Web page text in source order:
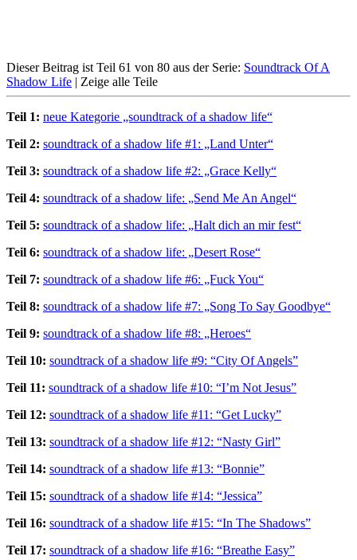
Dieser Beitrag ist Teil 61 von 80 aus der Serie: Soundtrack Of A
Shadow Life | Zeige alle Teile
Teil 1: neue Kategorie „soundtrack of a shadow life“
Teil 2: soundtrack of a shadow life #1: „Land Unter“
Teil 3: soundtrack of a shadow life #2: „Grace Kelly“
Teil 4: soundtrack of a shadow life: „Send Me An Angel“
Teil 5: soundtrack of a shadow life: „Halt dich an mir fest“
Teil 6: soundtrack of a shadow life: „Desert Rose“
Teil 7: soundtrack of a shadow life #6: „Fuck You“
Teil 8: soundtrack of a shadow life #7: „Song To Say Goodbye“
Teil 9: soundtrack of a shadow life #8: „Heroes“
Teil 10: soundtrack of a shadow life #9: “City Of Angels”
Teil 11: soundtrack of a shadow life #10: “I’m Not Jesus”
Teil 12: soundtrack of a shadow life #11: “Get Lucky”
Teil 13: soundtrack of a shadow life #12: “Nasty Girl”
Teil 14: soundtrack of a shadow life #13: “Bonnie”
Teil 15: soundtrack of a shadow life #14: “Jessica”
Teil 16: soundtrack of a shadow life #15: “In The Shadows”
Teil 17: soundtrack of a shadow life #16: “Breathe Easy”